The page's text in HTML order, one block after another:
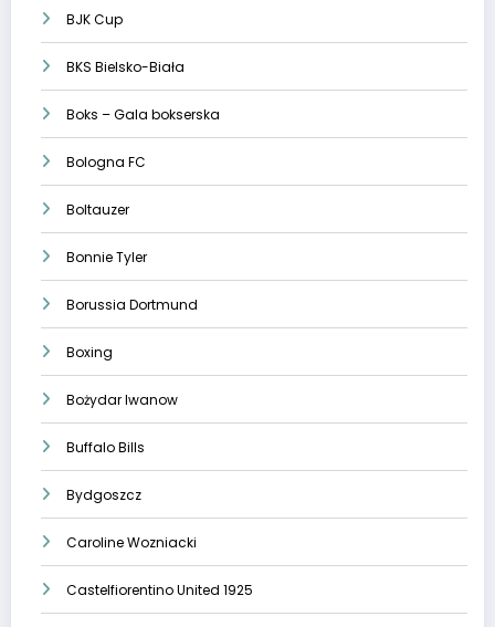
BJK Cup
BKS Bielsko-Biała
Boks – Gala bokserska
Bologna FC
Boltauzer
Bonnie Tyler
Borussia Dortmund
Boxing
Bożydar Iwanow
Buffalo Bills
Bydgoszcz
Caroline Wozniacki
Castelfiorentino United 1925